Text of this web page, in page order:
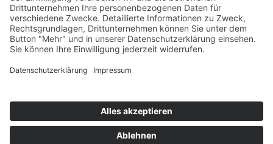
›Solaranlage Regenbogenfarben: FC St. Pauli und
LichtBlick installieren erste weltweite Anlage
Jetzt an der STUDIE360 teilnehmen
Wir möchten Transparenz mit einheitlichen Kriterien
kostenlose Teilnahme wichtig. Die Ergebnisse werden
umgehend nach Teilnahme und Auswertung auf
unserer Webseite zur Verfügung gestellt.